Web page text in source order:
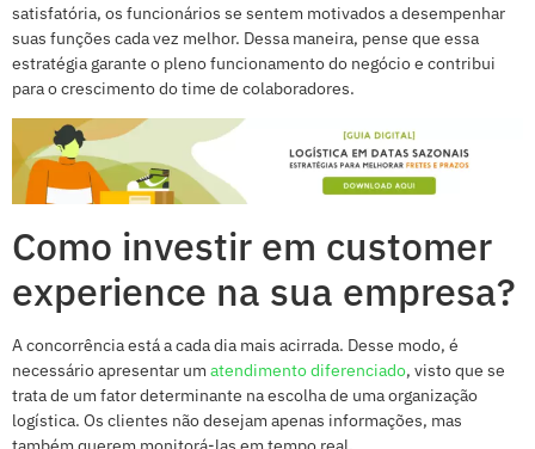
satisfatória, os funcionários se sentem motivados a desempenhar
suas funções cada vez melhor. Dessa maneira, pense que essa
estratégia garante o pleno funcionamento do negócio e contribui
para o crescimento do time de colaboradores.
Como investir em customer
experience na sua empresa?
A concorrência está a cada dia mais acirrada. Desse modo, é
necessário apresentar um atendimento diferenciado, visto que se
trata de um fator determinante na escolha de uma organização
logística. Os clientes não desejam apenas informações, mas